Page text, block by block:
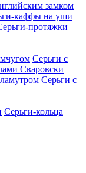
замком
каффы на уши
протяжки
Серьги с
Сваровски
Серьги с
Серьги-кольца